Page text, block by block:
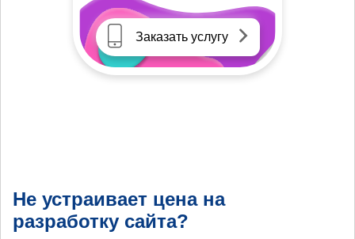
Заказать услугу
Не устраивает цена на
разработку сайта?